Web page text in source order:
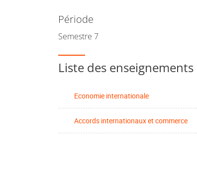
Période
Semestre 7
Liste des enseignements
Economie internationale
Accords internationaux et commerce